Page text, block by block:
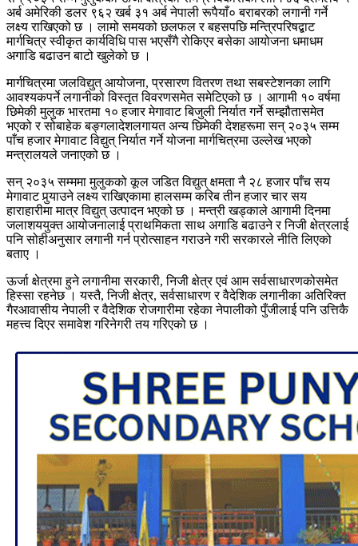
अर्ब अमेरिकी डलर ९६२ खर्ब ३१ अर्ब नेपाली रूपैयाँ० बराबरको लगानी गर्ने
लक्ष्य राखिएको छ । लामो समयको छलफल र बहसपछि मन्त्रिपरिषद्बाट
मार्गचित्र स्वीकृत कार्यविधि पास भएसँगै रोकिएर बसेका आयोजना धमाधम
अगाडि बढाउन बाटो खुलेको छ ।
मार्गचित्रमा जलविद्युत् आयोजना, प्रसारण वितरण तथा सबस्टेशनका लागि
आवश्यकपर्ने लगानीको विस्तृत विवरणसमेत समेटिएको छ । आगामी १० वर्षमा
छिमेकी मुलुक भारतमा १० हजार मेगावाट बिजुली निर्यात गर्ने सम्झौतासमेत
भएको र सोबाहेक बङ्गलादेशलगायत अन्य छिमेकी देशहरूमा सन् २०३५ सम्म
पाँच हजार मेगावाट विद्युत् निर्यात गर्ने योजना मार्गचित्रमा उल्लेख भएको
मन्त्रालयले जनाएको छ ।
सन् २०३५ सम्ममा मुलुकको कूल जडित विद्युत् क्षमता नै २८ हजार पाँच सय
मेगावाट पुर्‍याउने लक्ष्य राखिएकामा हालसम्म करिब तीन हजार चार सय
हाराहारीमा मात्र विद्युत् उत्पादन भएको छ । मन्त्री खड्काले आगामी दिनमा
जलाशययुक्त आयोजनालाई प्राथमिकता साथ अगाडि बढाउने र निजी क्षेत्रलाई
पनि सोहीअनुसार लगानी गर्न प्रोत्साहन गराउने गरी सरकारले नीति लिएको
बताए ।
ऊर्जा क्षेत्रमा हुने लगानीमा सरकारी, निजी क्षेत्र एवं आम सर्वसाधारणकोसमेत
हिस्सा रहनेछ । यस्तै, निजी क्षेत्र, सर्वसाधारण र वैदेशिक लगानीका अतिरिक्त
गैरआवासीय नेपाली र वैदेशिक रोजगारीमा रहेका नेपालीको पुँजीलाई पनि उत्तिकै
महत्त्व दिएर समावेश गरिनेगरी तय गरिएको छ ।